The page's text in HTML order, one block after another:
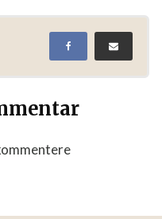
– ett lite grep av